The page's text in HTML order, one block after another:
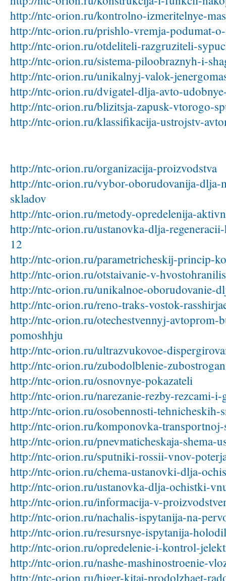
http://ntc-orion.ru/kontrolno-izmeritelnye-
http://ntc-orion.ru/prishlo-vremja-podumat-
http://ntc-orion.ru/otdeliteli-razgruziteli-
http://ntc-orion.ru/sistema-piloobraznyh-i-
http://ntc-orion.ru/unikalnyj-valok-
http://ntc-orion.ru/dvigatel-dlja-avto-
http://ntc-orion.ru/blizitsja-zapusk-vtorogo-
http://ntc-orion.ru/klassifikacija-ustrojstv-
http://ntc-orion.ru/organizacija-proizvodstva
http://ntc-orion.ru/vybor-oborudovanija-dlja-
skladov
http://ntc-orion.ru/metody-opredelenija-
http://ntc-orion.ru/ustanovka-dlja-
12
http://ntc-orion.ru/parametricheskij-princip-
http://ntc-orion.ru/otstaivanie-v-
http://ntc-orion.ru/unikalnoe-oborudovanie-
http://ntc-orion.ru/reno-traks-vostok-
http://ntc-orion.ru/otechestvennyj-avtoprom-
pomoshhju
http://ntc-orion.ru/ultrazvukovoe-
http://ntc-orion.ru/zubodolblenie-
http://ntc-orion.ru/osnovnye-pokazateli
http://ntc-orion.ru/narezanie-rezby-rezcami-i-
http://ntc-orion.ru/osobennosti-tehnicheskih-
http://ntc-orion.ru/komponovka-transportnoj-
http://ntc-orion.ru/pnevmaticheskaja-shema-
http://ntc-orion.ru/sputniki-rossii-vnov-
http://ntc-orion.ru/chema-ustanovki-dlja-
http://ntc-orion.ru/ustanovka-dlja-ochistki-
http://ntc-orion.ru/informacija-v-
http://ntc-orion.ru/nachalis-ispytanija-na-
http://ntc-orion.ru/resursnye-ispytanija-
http://ntc-orion.ru/opredelenie-i-kontrol-
http://ntc-orion.ru/nashe-mashinostroenie-
http://ntc-orion.ru/higer-kitaj-prodolzhaet-